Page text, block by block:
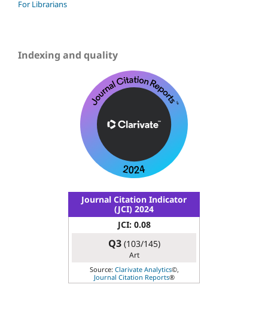
For Librarians
Indexing and quality
Journal Citation Indicator
(JCI) 2024
JCI: 0.08
Q3(103/145)
Art
Source: Clarivate Analytics©,
Journal Citation Reports®